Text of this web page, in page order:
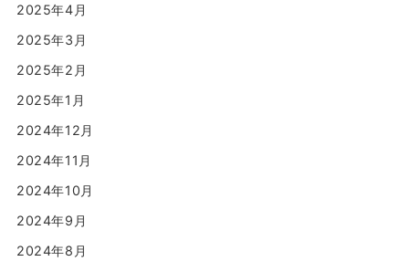
2025年4月
2025年3月
2025年2月
2025年1月
2024年12月
2024年11月
2024年10月
2024年9月
2024年8月